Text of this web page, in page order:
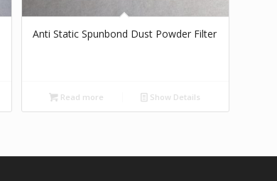
Anti Static Spunbond Dust Powder Filter
Read more Show Details